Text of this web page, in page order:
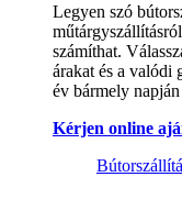
Legyen szó
számíthat.
árakat és a valódi
év bármely
Kérjen online